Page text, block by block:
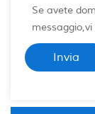
Se avete